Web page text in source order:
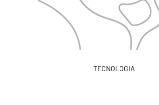
TECNOLOGIA